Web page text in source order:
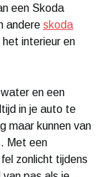
een Skoda
andere skoda
interieur en
en een
in je auto te
maar kunnen van
Met een
zonlicht tijdens